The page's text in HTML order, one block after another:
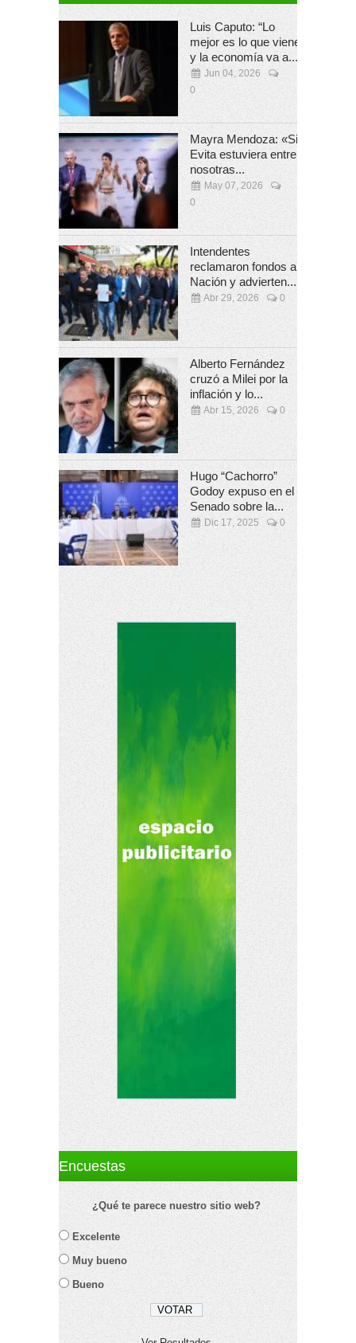
Luis Caputo: “Lo
mejor es lo que viene
y la economía va a...
Jun 04, 2026
0
Mayra Mendoza: «Si
Evita estuviera entre
nosotras...
May 07, 2026
0
Intendentes
reclamaron fondos a
Nación y advierten...
Abr 29, 2026 0
Alberto Fernández
cruzó a Milei por la
inflación y lo...
Abr 15, 2026 0
Hugo “Cachorro”
Godoy expuso en el
Senado sobre la...
Dic 17, 2025 0
Encuestas
¿Qué te parece nuestro sitio web?
Excelente
Muy bueno
Bueno